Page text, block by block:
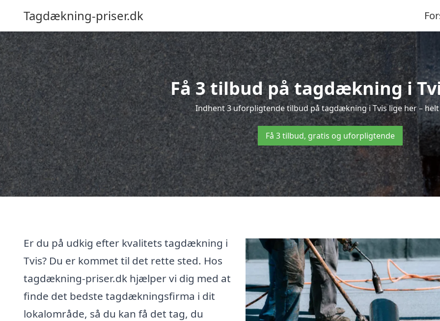
Tagdækning-priser.dk
Få 3 tilbud på tagdækning i
Indhent 3 uforpligtende tilbud på tagdækning i Tvis lige her –
Få 3 tilbud, gratis og uforpligtende
Er du på udkig efter kvalitets tagdækning i
Tvis? Du er kommet til det rette sted. Hos
tagdækning-priser.dk hjælper vi dig med at
finde det bedste tagdækningsfirma i dit
lokalområde, så du kan få det tag, du